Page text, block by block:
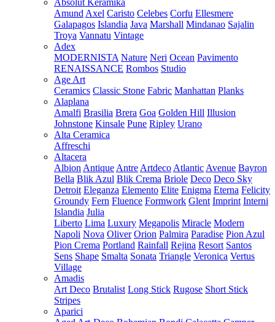
Absolut Keramika
Amund Axel Caristo Celebes Corfu Ellesmere
Galapagos Islandia Java Marshall Mindanao Sajalin
Troya Vannatu Vintage
Adex
MODERNISTA Nature Neri Ocean Pavimento
RENAISSANCE Rombos Studio
Age Art
Ceramics Classic Stone Fabric Manhattan Planks
Alaplana
Amalfi Brasilia Brera Goa Golden Hill Illusion
Johnstone Kinsale Pune Ripley Urano
Alta Ceramica
Affreschi
Altacera
Albion Antique Antre Artdeco Atlantic Avenue Bayron
Bella Blik Azul Blik Crema Briole Deco Deco Sky
Detroit Eleganza Elemento Elite Enigma Eterna Felicity
Groundy Fern Fluence Formwork Glent Imprint Interni
Islandia Julia
Liberto Lima Luxury Megapolis Miracle Modern
Napoli Nova Oliver Orion Palmira Paradise Pion Azul
Pion Crema Portland Rainfall Rejina Resort Santos
Sens Shape Smalta Sonata Triangle Veronica Vertus
Village
Amadis
Art Deco Brutalist Long Stick Rugose Short Stick
Stripes
Aparici